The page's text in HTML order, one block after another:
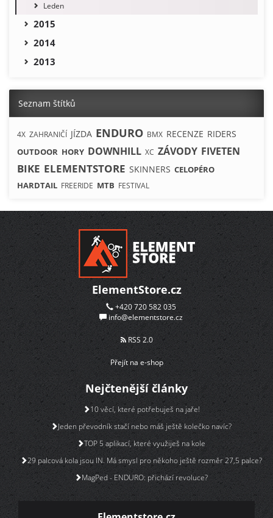
Leden
2015
2014
2013
Seznam štítků
4X ZAHRANIČÍ JÍZDA ENDURO BMX RECENZE RIDERS
OUTDOOR HORY DOWNHILL XC ZÁVODY FIVETEN
BIKE ELEMENTSTORE SKINNERS CELOPÉRO
HARDTAIL FREERIDE MTB FESTIVAL
ElementStore.cz
+420 720 582 035
info@elementstore.cz
RSS 2.0
Přejít na e-shop
Nejčtenější články
10 věcí, které potřebuješ na jaře!
Jeden převodník stačí nebo máš ještě kolečko navíc?
TOP 5 aplikací, které využiješ na kole
29 palcová kola jsou IN. Má smysl pro někoho ještě rozměr 27,5 palce?
MagPed - ENDURO: přichází revoluce?